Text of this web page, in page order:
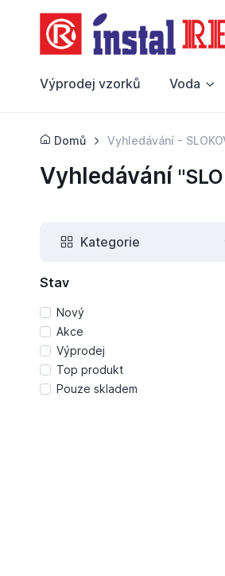
Výprodej vzorků Voda
Domů Vyhledávání -
Vyhledávání
Kategorie
Stav
Nový
Akce
Výprodej
Top produkt
Pouze skladem